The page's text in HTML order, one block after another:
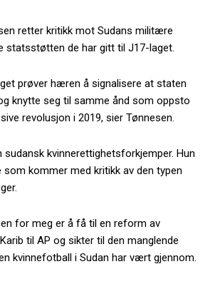
retter kritikk mot Sudans militære
statsstøtten de har gitt til J17-laget.
prøver hæren å signalisere at staten
knytte seg til samme ånd som oppsto
revolusjon i 2019, sier Tønnesen.
sudansk kvinnerettighetsforkjemper. Hun
kommer med kritikk av den typen
for meg er å få til en reform av
til AP og sikter til den manglende
kvinnefotball i Sudan har vært gjennom.